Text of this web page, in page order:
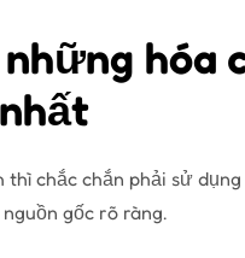
hóa
chắc chắn phải sử
gốc rõ ràng.